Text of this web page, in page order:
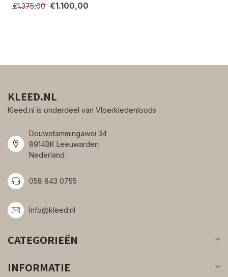
€1.375,00 €1.100,00
KLEED.NL
Kleed.nl is onderdeel van Vloerkledenloods
Douwetammingawei 34
8914BK Leeuwarden
Nederland
058 843 0755
Info@kleed.nl
CATEGORIEËN
INFORMATIE